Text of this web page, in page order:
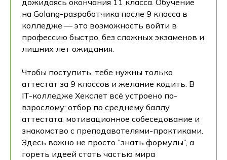
дожидаясь окончания 11 класса. Обучение
на Golang-разработчика после 9 класса в
колледже — это возможность войти в
профессию быстро, без сложных экзаменов и
лишних лет ожидания.
Чтобы поступить, тебе нужны только
аттестат за 9 классов и желание кодить. В
IT-колледже Хекслет всё устроено по-
взрослому: отбор по среднему баллу
аттестата, мотивационное собеседование и
знакомство с преподавателями-практиками.
Здесь важно не просто “знать формулы”, а
гореть идеей стать частью мира